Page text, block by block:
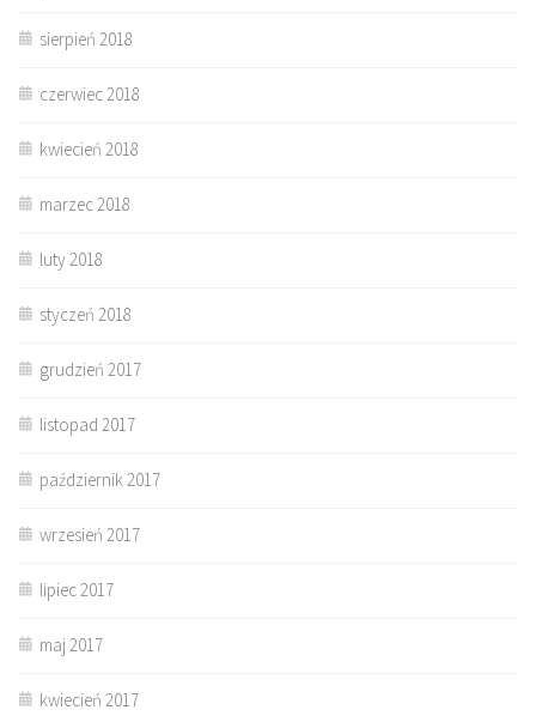
sierpień 2018
czerwiec 2018
kwiecień 2018
marzec 2018
luty 2018
styczeń 2018
grudzień 2017
listopad 2017
październik 2017
wrzesień 2017
lipiec 2017
maj 2017
kwiecień 2017